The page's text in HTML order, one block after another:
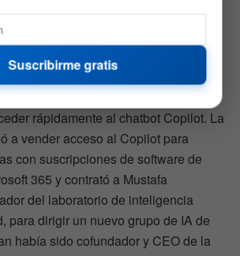
Gartner estimó que los envíos de PC
en el trimestre. La demanda de PCs
de lo esperado»
Microsoft introdujo PCs Surface con
rápidamente al chatbot Copilot. La
a vender acceso al Copilot para
con suscripciones de software de
365 y contrató a Mustafa
del laboratorio de inteligencia
para dirigir un nuevo grupo de IA de
había sido cofundador y CEO de la
Suscribirme gratis